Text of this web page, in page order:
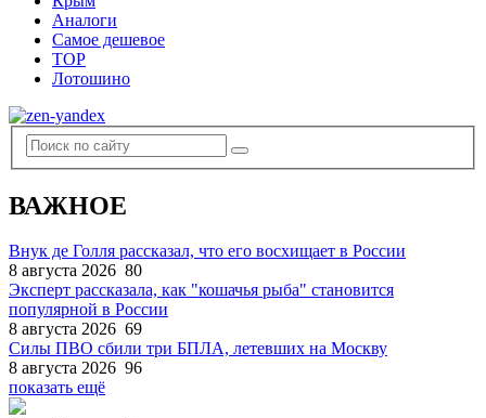
Аналоги
Самое дешевое
TOP
Лотошино
ВАЖНОЕ
Внук де Голля рассказал, что его восхищает в России
8 августа 2026 80
Эксперт рассказала, как "кошачья рыба" становится
популярной в России
8 августа 2026 69
Силы ПВО сбили три БПЛА, летевших на Москву
8 августа 2026 96
показать ещё